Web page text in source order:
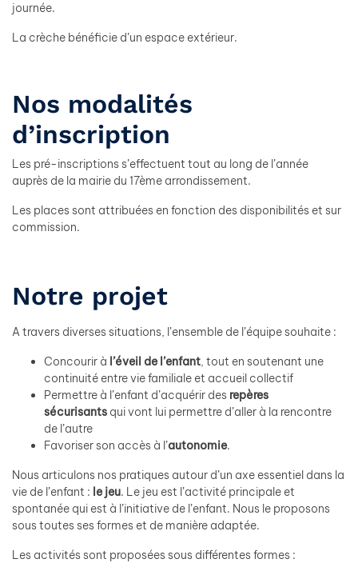
journée.
La crèche bénéficie d’un espace extérieur.
Nos modalités
d’inscription
Les pré-inscriptions s’effectuent tout au long de l’année
auprès de la mairie du 17ème arrondissement.
Les places sont attribuées en fonction des disponibilités et sur
commission.
Notre projet
A travers diverses situations, l’ensemble de l’équipe souhaite :
Concourir à l’éveil de l’enfant, tout en soutenant une
continuité entre vie familiale et accueil collectif
Permettre à l’enfant d’acquérir des repères
sécurisants qui vont lui permettre d’aller à la rencontre
de l’autre
Favoriser son accès à l’autonomie.
Nous articulons nos pratiques autour d’un axe essentiel dans la
vie de l’enfant : le jeu. Le jeu est l’activité principale et
spontanée qui est à l’initiative de l’enfant. Nous le proposons
sous toutes ses formes et de manière adaptée.
Les activités sont proposées sous différentes formes :